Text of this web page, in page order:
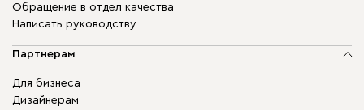
Обращение в отдел качества
Написать руководству
Партнерам
Для бизнеса
Дизайнерам